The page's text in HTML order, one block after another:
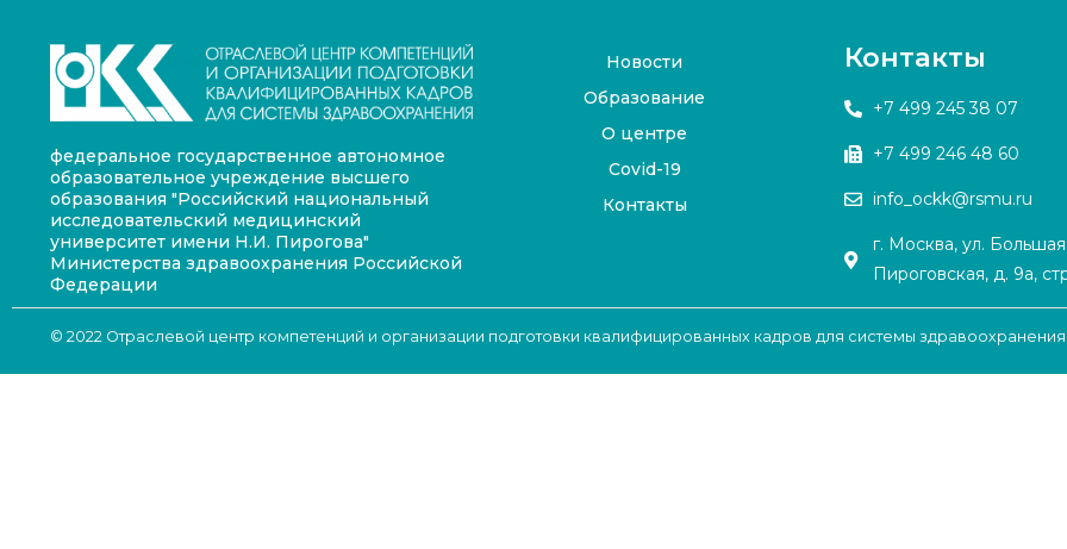
федеральное государственное автономное
образовательное учреждение высшего
образования "Российский национальный
исследовательский медицинский
университет имени Н.И. Пирогова"
Министерства здравоохранения Российской
Федерации
Новости
Образование
О центре
Covid-19
Контакты
Контакты
+7 499 245 38 07
+7 499 246 48 60
info_ockk@rsmu.ru
г. Москва, ул. Большая
Пироговская, д. 9а,
© 2022 Отраслевой центр компетенций и организации подготовки квалифицированных кадров для системы здравоохранения